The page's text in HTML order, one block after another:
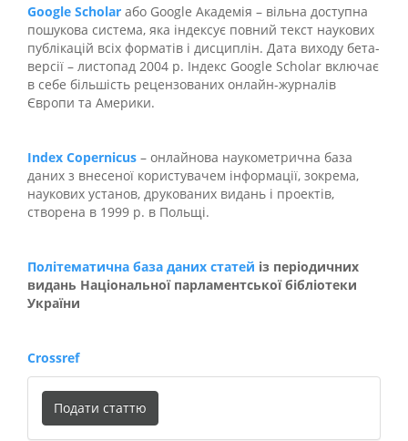
Google Scholar або Google Академія – вільна доступна
пошукова система, яка індексує повний текст наукових
публікацій всіх форматів і дисциплін. Дата виходу бета-
версії – листопад 2004 р. Індекс Google Scholar включає
в себе більшість рецензованих онлайн-журналів
Європи та Америки.
Index Copernicus – онлайнова наукометрична база
даних з внесеної користувачем інформації, зокрема,
наукових установ, друкованих видань і проектів,
створена в 1999 р. в Польщі.
Політематична база даних статей із періодичних
видань Національної парламентської бібліотеки
України
Crossref
Подати
статтю
Подати статтю